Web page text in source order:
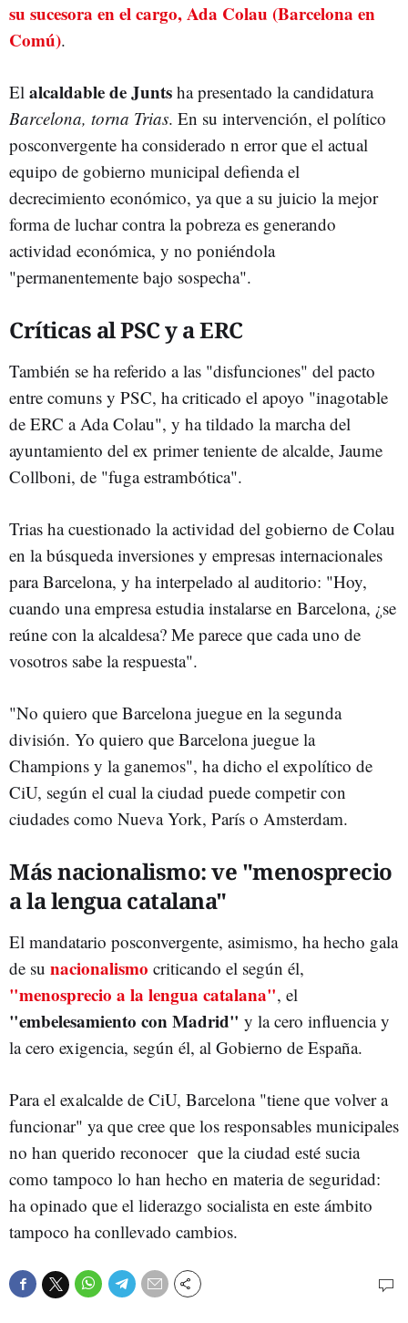
su sucesora en el cargo, Ada Colau (Barcelona en
Comú).
El alcaldable de Junts ha presentado la candidatura
Barcelona, torna Trias. En su intervención, el político
posconvergente ha considerado n error que el actual
equipo de gobierno municipal defienda el
decrecimiento económico, ya que a su juicio la mejor
forma de luchar contra la pobreza es generando
actividad económica, y no poniéndola
"permanentemente bajo sospecha".
Críticas al PSC y a ERC
También se ha referido a las "disfunciones" del pacto
entre comuns y PSC, ha criticado el apoyo "inagotable
de ERC a Ada Colau", y ha tildado la marcha del
ayuntamiento del ex primer teniente de alcalde, Jaume
Collboni, de "fuga estrambótica".
Trias ha cuestionado la actividad del gobierno de Colau
en la búsqueda inversiones y empresas internacionales
para Barcelona, y ha interpelado al auditorio: "Hoy,
cuando una empresa estudia instalarse en Barcelona, ¿se
reúne con la alcaldesa? Me parece que cada uno de
vosotros sabe la respuesta".
"No quiero que Barcelona juegue en la segunda
división. Yo quiero que Barcelona juegue la
Champions y la ganemos", ha dicho el expolítico de
CiU, según el cual la ciudad puede competir con
ciudades como Nueva York, París o Amsterdam.
Más nacionalismo: ve "menosprecio
a la lengua catalana"
El mandatario posconvergente, asimismo, ha hecho gala
de su nacionalismo criticando el según él,
"menosprecio a la lengua catalana", el
"embelesamiento con Madrid" y la cero influencia y
la cero exigencia, según él, al Gobierno de España.
Para el exalcalde de CiU, Barcelona "tiene que volver a
funcionar" ya que cree que los responsables municipales
no han querido reconocer que la ciudad esté sucia
como tampoco lo han hecho en materia de seguridad:
ha opinado que el liderazgo socialista en este ámbito
tampoco ha conllevado cambios.